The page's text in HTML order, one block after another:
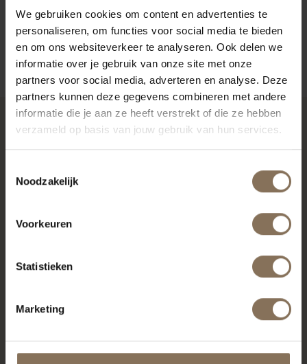
We gebruiken cookies om content en advertenties te
personaliseren, om functies voor social media te bieden
en om ons websiteverkeer te analyseren. Ook delen we
informatie over je gebruik van onze site met onze
partners voor social media, adverteren en analyse. Deze
partners kunnen deze gegevens combineren met andere
informatie die je aan ze heeft verstrekt of die ze hebben
verzameld op basis van jouw gebruik van hun services.
Noodzakelijk
Voorkeuren
Statistieken
Marketing
GARANTIE
ZAKELIJK
RECENT BEKEKEN
KALLE FAUTEUIL | ZELF
SAMENSTELLEN